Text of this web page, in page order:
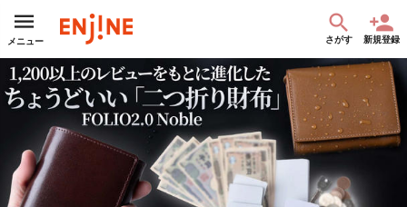
メニュー さがす 新規登録